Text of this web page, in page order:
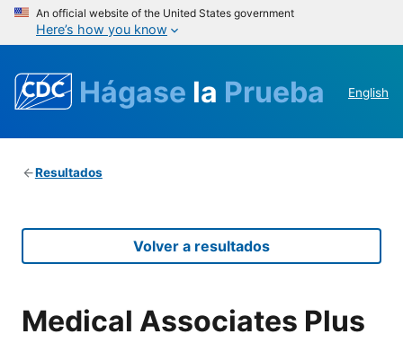
An official website of the United States government
Here’s how you know
Hágase la Prueba English
Resultados
Volver a resultados
Medical Associates Plus